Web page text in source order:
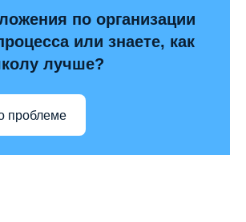
по организации
или знаете, как
лучше?
проблеме